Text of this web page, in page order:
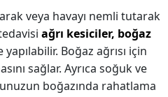
veya havayı nemli tutarak
ağrı kesiciler, boğaz
yapılabilir. Boğaz ağrısı için
sağlar. Ayrıca soğuk ve
boğazında rahatlama